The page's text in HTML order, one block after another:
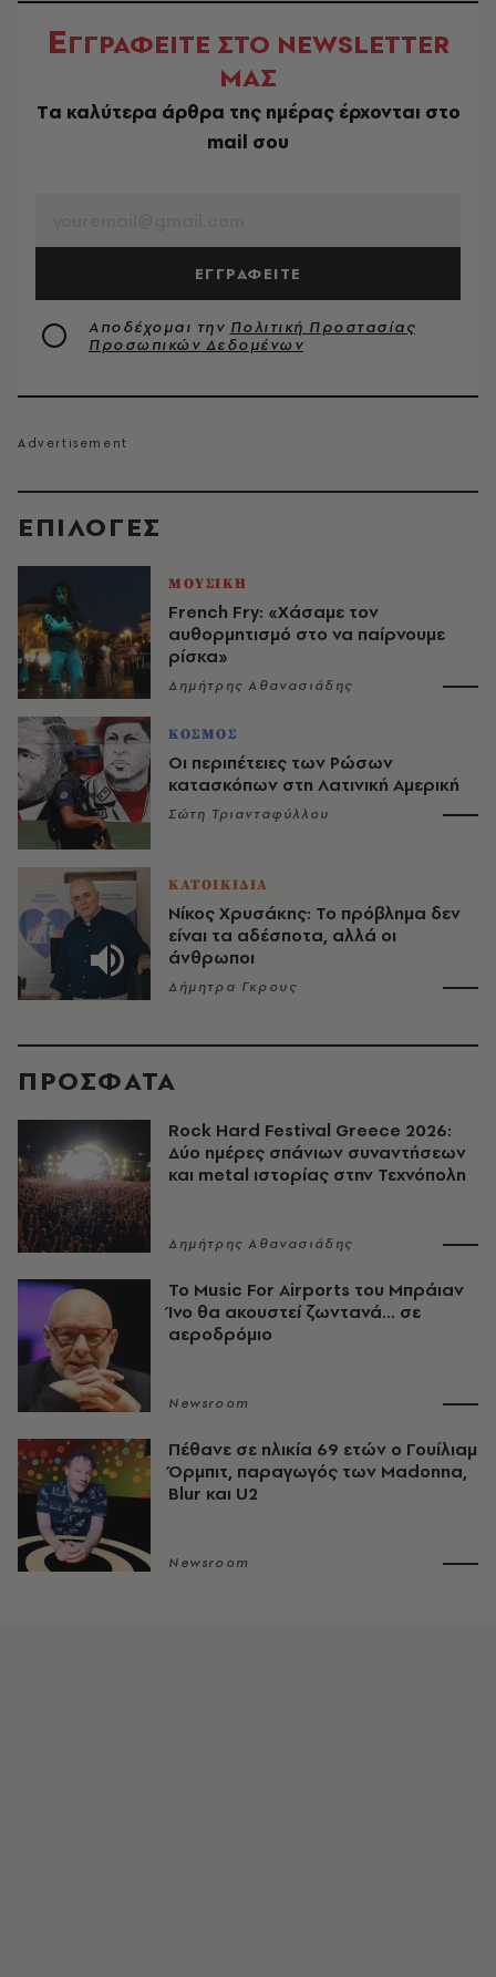
EΠΙΛΟΓΈΣ
ΜΟΥΣΙΚΗ
French Fry: «Χάσαμε τον
αυθορμητισμό στο να παίρνουμε
ρίσκα»
Δημήτρης Αθανασιάδης
ΚΟΣΜΟΣ
Οι περιπέτειες των Ρώσων
κατασκόπων στη Λατινική Αμερική
Σώτη Τριανταφύλλου
ΚΑΤΟΙΚΙΔΙΑ
Νίκος Χρυσάκης: Το πρόβλημα δεν
είναι τα αδέσποτα, αλλά οι
άνθρωποι
Δήμητρα Γκρους
ΕΓΓΡΑΦΕΙΤΕ ΣΤΟ NEWSLETTER
ΜΑΣ
Tα καλύτερα άρθρα της ημέρας έρχονται στο
mail σου
ΕΓΓΡΑΦΕΙΤΕ
Αποδέχομαι την Πολιτική Προστασίας
Προσωπικών Δεδομένων
ΠΡΟΣΦΑΤΑ
Rock Hard Festival Greece 2026:
Δύο ημέρες σπάνιων συναντήσεων
και metal ιστορίας στην Τεχνόπολη
Δημήτρης Αθανασιάδης
Το Music For Airports του Μπράιαν
Ίνο θα ακουστεί ζωντανά... σε
αεροδρόμιο
Newsroom
Πέθανε σε ηλικία 69 ετών ο Γουίλιαμ
Όρμπιτ, παραγωγός των Madonna,
Blur και U2
Newsroom